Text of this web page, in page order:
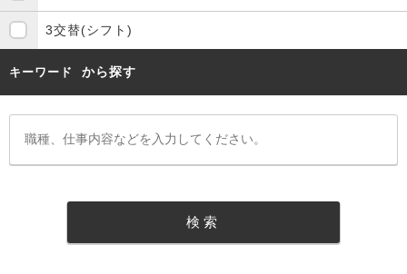
3交替(シフト)
キーワード から探す